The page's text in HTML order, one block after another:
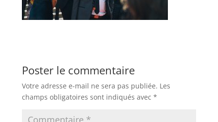
Poster le commentaire
Votre adresse e-mail ne sera pas publiée. Les
champs obligatoires sont indiqués avec *